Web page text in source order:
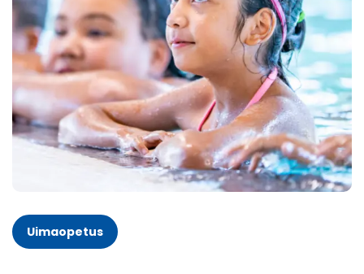
Uimaopetus